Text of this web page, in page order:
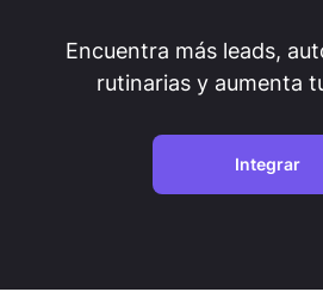
Encuentra más leads,
rutinarias y aumenta
Integrar